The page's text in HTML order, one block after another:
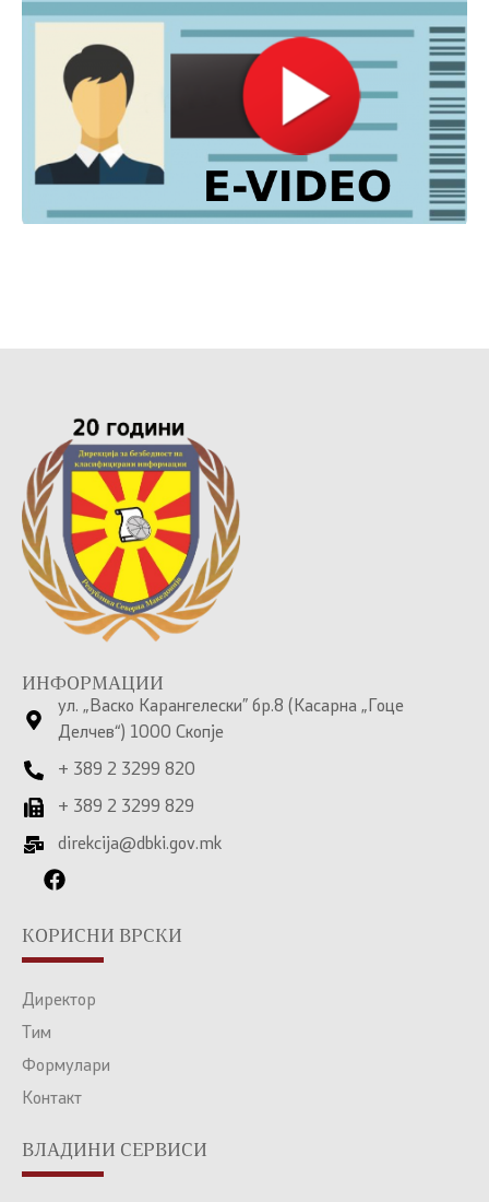
ИНФОРМАЦИИ
ул. „Васко Карангелески” бр.8 (Касарна „Гоце
Делчев“) 1000 Скопје
+ 389 2 3299 820
+ 389 2 3299 829
direkcija@dbki.gov.mk
КОРИСНИ ВРСКИ
Директор
Тим
Формулари
Контакт
ВЛАДИНИ СЕРВИСИ